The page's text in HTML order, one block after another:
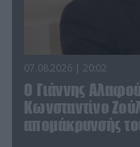
07.08.2026 | 20:02
Ο Γιάννης
Κωνσταντίνο
απομάκρυνσής